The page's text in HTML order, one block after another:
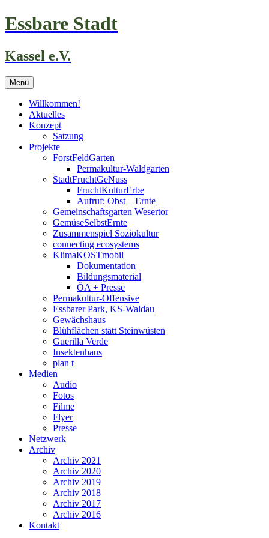
Zum
Inhalt
Essbare Stadt
Kassel e.V.
Menü
Willkommen!
Aktuelles
Konzept
Satzung
Projekte
ForstFeldGarten
Permakultur-Waldgarten
StadtFruchtGeNuss
FruchtKulturErbe
Aufruf: Obst – Ernte
Gemeinschaftsgarten Wesertor
GemüseSelbstErnte
Zusammenspiel Soziokultur
connecting ecosystems
KlimaKOSTmobil
Dokumentation
Bildungsmaterial
ÖA + Presse
Permakultur-Offensive
Essbarer Park, KS-Waldau
Gewächshaus
Blühflächen statt Steinwüsten
Guerilla Verde
Insektenhaus
plan t
Medien
Audio
Fotos
Filme
Flyer
Presse
Netzwerk
Archiv
Archiv 2021
Archiv 2020
Archiv 2019
Archiv 2018
Archiv 2017
Archiv 2016
Kontakt